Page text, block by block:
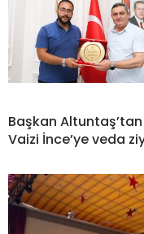
Başkan
Vaizi İnce’ye veda